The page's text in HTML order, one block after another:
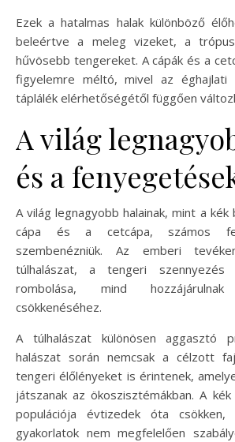
Ezek a hatalmas halak különböző
beleértve a meleg vizeket, a
hűvösebb tengereket. A cápák és a
figyelemre méltó, mivel az éghajlati
táplálék elérhetőségétől függően
A világ
és a
A világ legnagyobb halainak, mint a kék
cápa és a cetcápa, számos
szembenézniük. Az emberi
túlhalászat, a tengeri
rombolása, mind
csökkenéséhez.
A túlhalászat különösen aggasztó
halászat során nemcsak a célzott
tengeri élőlényeket is érintenek,
játszanak az ökoszisztémákban. A
populációja évtizedek óta
gyakorlatok nem megfelelően